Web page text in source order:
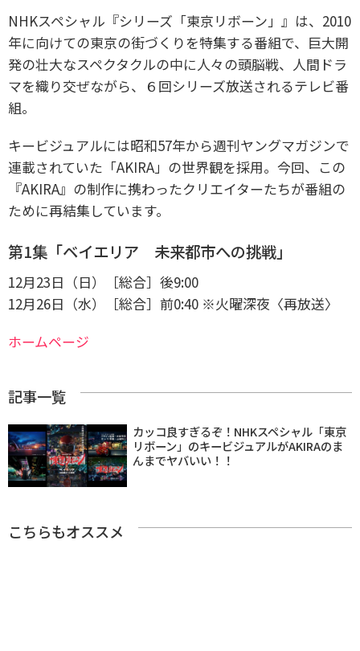
NHKスペシャル『シリーズ「東京リボーン」』は、2010
年に向けての東京の街づくりを特集する番組で、巨大開
発の壮大なスペクタクルの中に人々の頭脳戦、人間ドラ
マを織り交ぜながら、６回シリーズ放送されるテレビ番
組。
キービジュアルには昭和57年から週刊ヤングマガジンで
連載されていた「AKIRA」の世界観を採用。 今回、この
『AKIRA』の制作に携わったクリエイターたちが番組の
ために再結集しています。
第1集「ベイエリア 未来都市への挑戦」
12月23日（日）［総合］後9:00
12月26日（水）［総合］前0:40 ※火曜深夜〈再放送〉
ホームページ
記事一覧
カッコ良すぎるぞ！NHKスペシャル「東京
リボーン」のキービジュアルがAKIRAのま
んまでヤバいい！！
こちらもオススメ